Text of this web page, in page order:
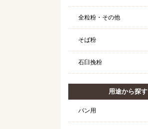
全粒粉・その他
そば粉
石臼挽粉
用途から探す
パン用